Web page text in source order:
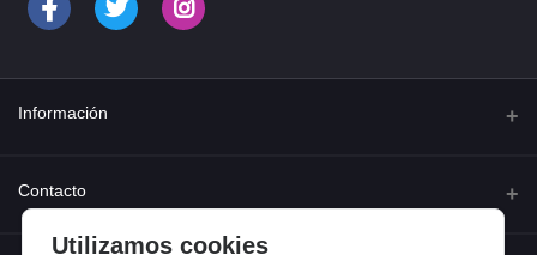
Información
Quienes somos
Contacto
Utilizamos cookies